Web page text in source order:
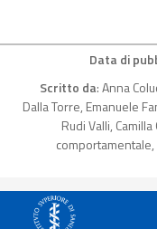
Data di
Scritto da: Anna
Dalla Torre, Emanuele
Rudi Valli,